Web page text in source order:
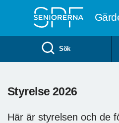
Sök
Styrelse 2026
Här är styrelsen och de